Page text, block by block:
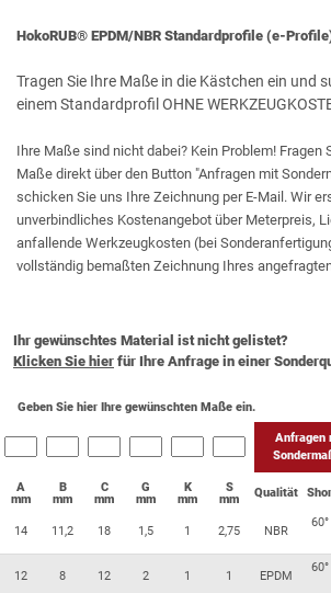
HokoRUB® EPDM/NBR Standardprofile (e-
Tragen Sie Ihre Maße in die Kästchen ein und
einem Standardprofil OHNE
Ihre Maße sind nicht dabei? Kein Problem! Fragen
Maße direkt über den Button "Anfragen mit
schicken Sie uns Ihre Zeichnung per E-Mail. Wir
unverbindliches Kostenangebot über Meterpreis,
anfallende Werkzeugkosten (bei
vollständig bemaßten Zeichnung Ihres
Ihr gewünschtes Material ist nicht gelistet?
Klicken Sie hier für Ihre Anfrage in einer
Geben Sie hier Ihre gewünschten Maße ein.
Anfragen
A
mm
B
mm
C
mm
G
mm
K
mm
S
mm
Qualität
14 11,2 18 1,5 1 2,75 NBR
12 8 12 2 1 1 EPDM